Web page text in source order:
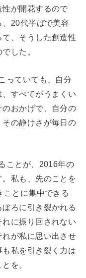
性が開花するので
20代半ばで美容
、そうした創造性
した。
っていても、自分
すべてがうまくい
のおかげで、自分の
の静けさが毎日の
ことが、2016年の
私も、先のことを
ことに集中できる
ろに引き裂かれる
に振り回されない
が私に思い出させ
私を引き裂く力は
を。